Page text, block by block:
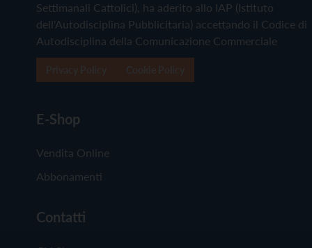
Settimanali Cattolici), ha aderito allo IAP (Istituto
dell'Autodisciplina Pubblicitaria) accettando il Codice di
Autodisciplina della Comunicazione Commerciale
E-Shop
Vendita Online
Abbonamenti
Contatti